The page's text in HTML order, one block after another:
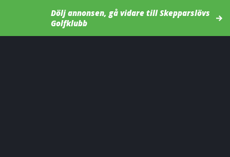
Dölj annonsen, gå vidare till Skepparslövs
Golfklubb